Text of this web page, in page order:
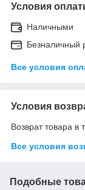
Условия
Наличными
Безналичный
Все условия
Условия
Возврат товара в
Все условия
Подобные